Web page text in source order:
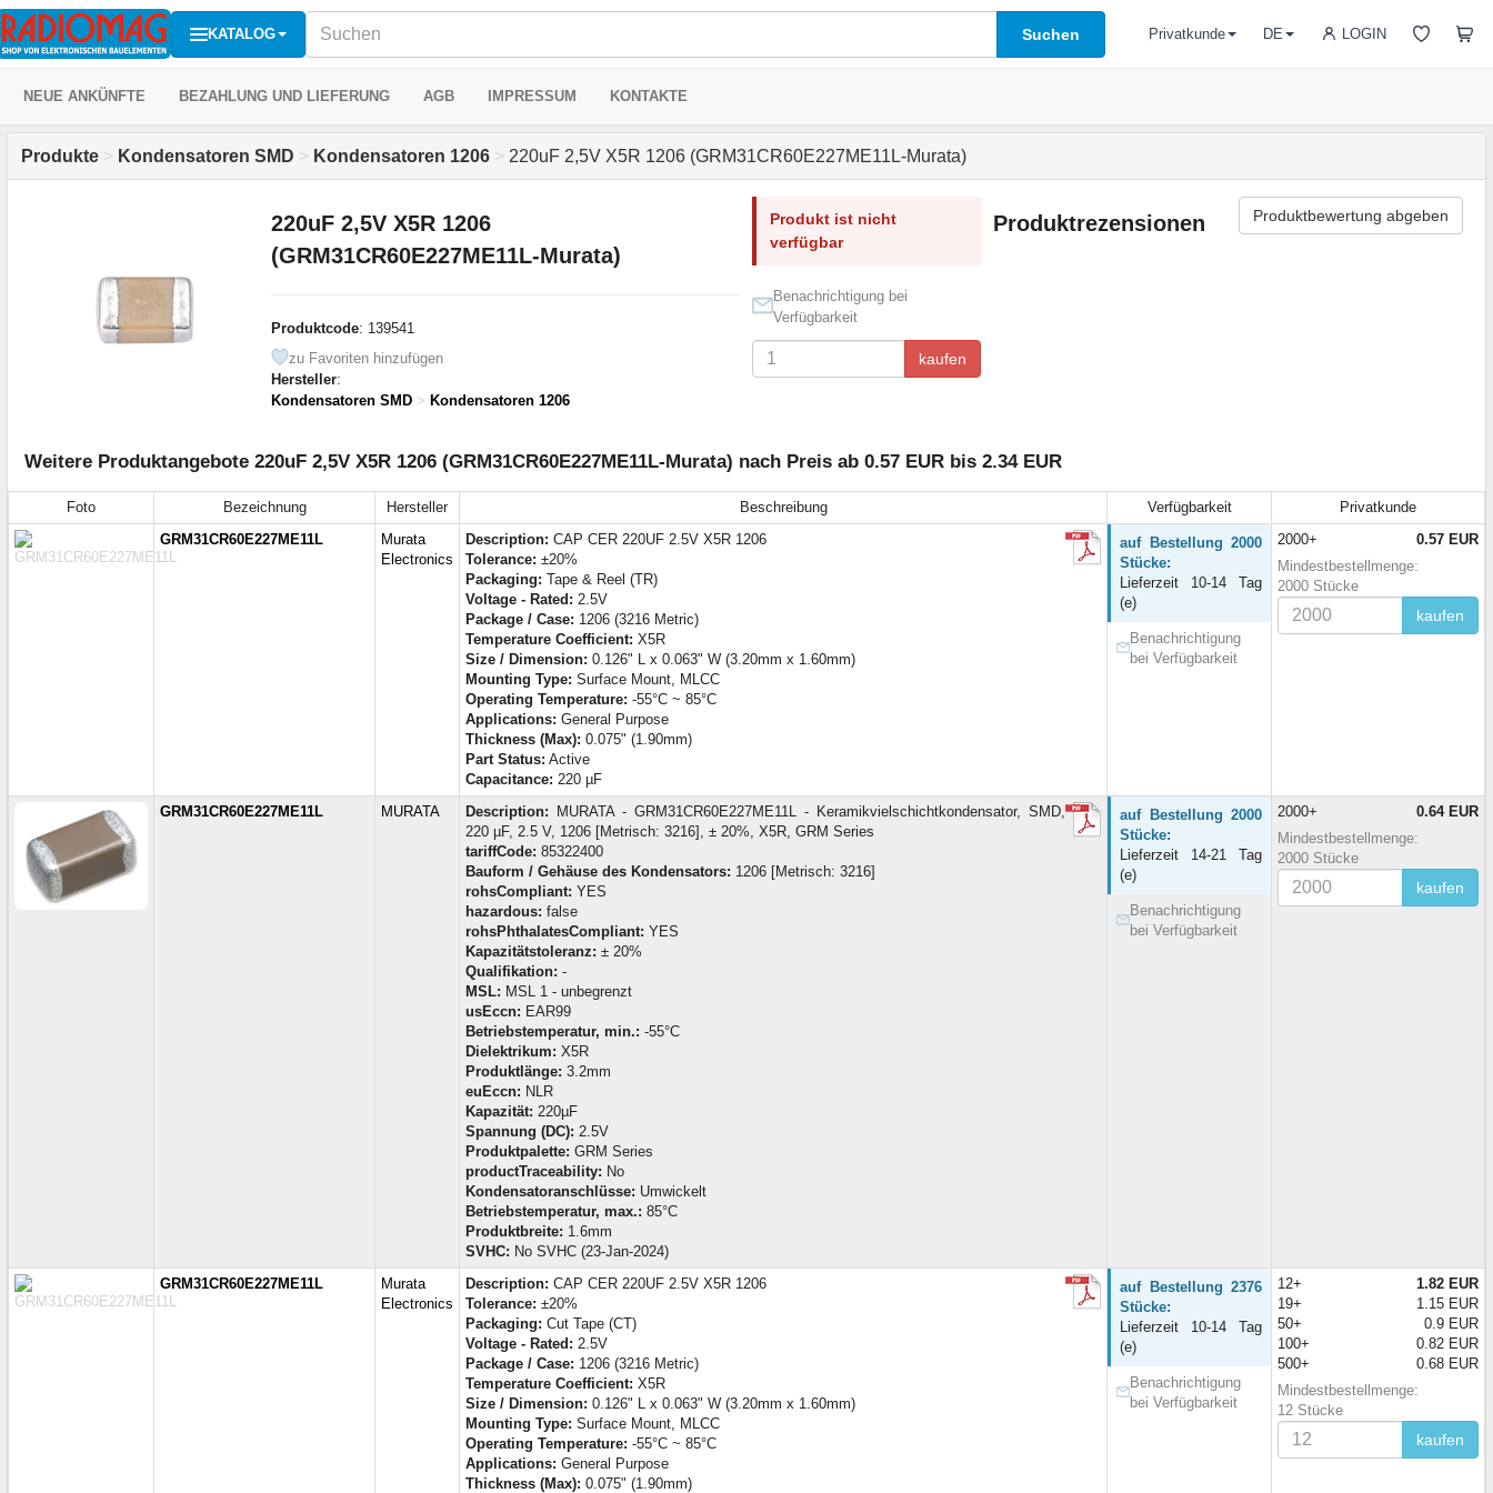
KATALOG Suchen LOGIN
Privatkunde DE
NEUE ANKÜNFTE BEZAHLUNG UND LIEFERUNG AGB IMPRESSUM KONTAKTE
Produkte > Kondensatoren SMD > Kondensatoren 1206 > 220uF 2,5V X5R 1206 (GRM31CR60E227ME11L-Murata)
220uF 2,5V X5R 1206
(GRM31CR60E227ME11L-Murata)
Produktcode: 139541
zu Favoriten hinzufügen
Hersteller:
Kondensatoren SMD > Kondensatoren 1206
Produkt ist nicht
verfügbar
Benachrichtigung bei
Verfügbarkeit
kaufen
Produktrezensionen Produktbewertung abgeben
Weitere Produktangebote 220uF 2,5V X5R 1206 (GRM31CR60E227ME11L-Murata) nach Preis ab 0.57 EUR bis 2.34 EUR
Foto Bezeichnung Hersteller Beschreibung Verfügbarkeit
Privatkunde
GRM31CR60E227ME11L
Murata
Electronics
Description: CAP CER 220UF 2.5V X5R 1206
Tolerance: ±20%
Packaging: Tape & Reel (TR)
Voltage - Rated: 2.5V
Package / Case: 1206 (3216 Metric)
Temperature Coefficient: X5R
Size / Dimension: 0.126" L x 0.063" W (3.20mm x 1.60mm)
Mounting Type: Surface Mount, MLCC
Operating Temperature: -55°C ~ 85°C
Applications: General Purpose
Thickness (Max): 0.075" (1.90mm)
Part Status: Active
Capacitance: 220 µF
auf Bestellung 2000
Stücke:
Lieferzeit 10-14 Tag
(e)
Benachrichtigung
bei Verfügbarkeit
2000+
0.57 EUR
Mindestbestellmenge:
2000 Stücke
kaufen
GRM31CR60E227ME11L MURATA Description: MURATA - GRM31CR60E227ME11L - Keramikvielschichtkondensator, SMD,
220 µF, 2.5 V, 1206 [Metrisch: 3216], ± 20%, X5R, GRM Series
tariffCode: 85322400
Bauform / Gehäuse des Kondensators: 1206 [Metrisch: 3216]
rohsCompliant: YES
hazardous: false
rohsPhthalatesCompliant: YES
Kapazitätstoleranz: ± 20%
Qualifikation: -
MSL: MSL 1 - unbegrenzt
usEccn: EAR99
Betriebstemperatur, min.: -55°C
Dielektrikum: X5R
Produktlänge: 3.2mm
euEccn: NLR
Kapazität: 220µF
Spannung (DC): 2.5V
Produktpalette: GRM Series
productTraceability: No
Kondensatoranschlüsse: Umwickelt
Betriebstemperatur, max.: 85°C
Produktbreite: 1.6mm
SVHC: No SVHC (23-Jan-2024)
auf Bestellung 2000
Stücke:
Lieferzeit 14-21 Tag
(e)
Benachrichtigung
bei Verfügbarkeit
2000+
0.64 EUR
Mindestbestellmenge:
2000 Stücke
kaufen
GRM31CR60E227ME11L
Murata
Electronics
Description: CAP CER 220UF 2.5V X5R 1206
Tolerance: ±20%
Packaging: Cut Tape (CT)
Voltage - Rated: 2.5V
Package / Case: 1206 (3216 Metric)
Temperature Coefficient: X5R
Size / Dimension: 0.126" L x 0.063" W (3.20mm x 1.60mm)
Mounting Type: Surface Mount, MLCC
Operating Temperature: -55°C ~ 85°C
Applications: General Purpose
Thickness (Max): 0.075" (1.90mm)
auf Bestellung 2376
Stücke:
Lieferzeit 10-14 Tag
(e)
Benachrichtigung
bei Verfügbarkeit
12+
1.82 EUR
19+
1.15 EUR
50+
0.9 EUR
100+
0.82 EUR
500+
0.68 EUR
Mindestbestellmenge:
12 Stücke
kaufen